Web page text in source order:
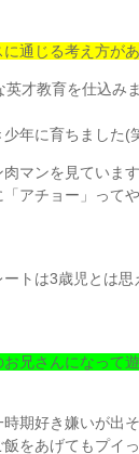
通じる考え方があ
英才教育を仕込み
年に育ちました(
マンを見ています
アチョー」ってや
トは3歳児とは思
お兄さんになって遊
期好き嫌いが出そ
をあげてもプイっ